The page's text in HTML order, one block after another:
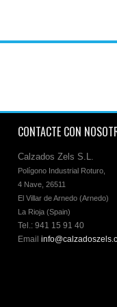
CONTACTE CON
Calzados Zels S.L.
Polígono Industrial Roturo,
4 Nave, 26511
El Villar de Arnedo (Arnedo)
La Rioja (Spain)
Tel.: 941 15 91 40
Email